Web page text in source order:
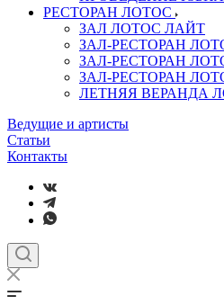
РЕСТОРАН ЛОТОС
ЗАЛ ЛОТОС ЛАЙТ
ЗАЛ-РЕСТОРАН
ЗАЛ-РЕСТОРАН
ЗАЛ-РЕСТОРАН
ЛЕТНЯЯ ВЕРАНДА
Ведущие и артисты
Статьи
Контакты